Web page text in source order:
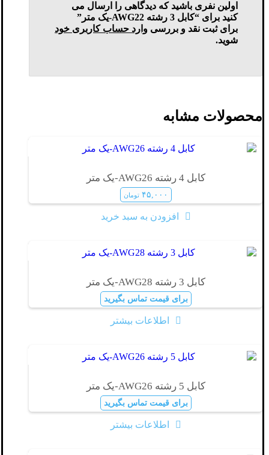
اولین نفری باشید که دیدگاهی را ارسال می
کنید برای “کابل 3 رشته AWG22-یک متر”
برای ثبت نقد و بررسی وارد حساب کاربری خود
شوید.
محصولات مشابه
کابل 4 رشته AWG26-یک متر
۴۵,۰۰۰ تومان
افزودن به سبد خرید
کابل 3 رشته AWG28-یک متر
برای قیمت تماس بگیرید
اطلاعات بیشتر
کابل 5 رشته AWG26-یک متر
برای قیمت تماس بگیرید
اطلاعات بیشتر